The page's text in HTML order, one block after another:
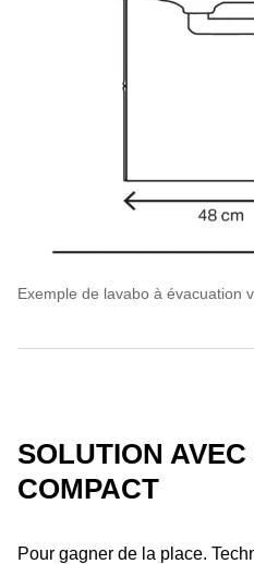
Exemple de lavabo à évacuation
SOLUTION
COMPACT
Pour gagner de la place.